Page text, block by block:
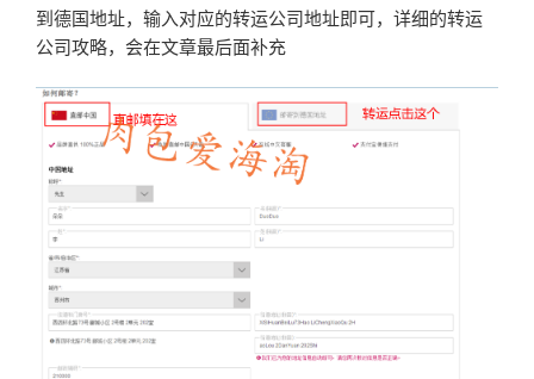
到德国地址，输入对应的转运公司地址即可，详细的转运
公司攻略，会在文章最后面补充